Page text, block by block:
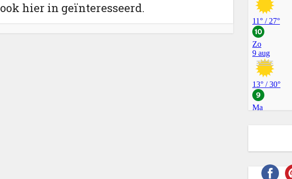
hier in geïnteresseerd.